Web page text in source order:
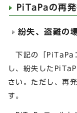
PiTaPaの再
紛失、盗難の
下記の「PiTaPa
し、紛失した
さい。ただし、再
す。